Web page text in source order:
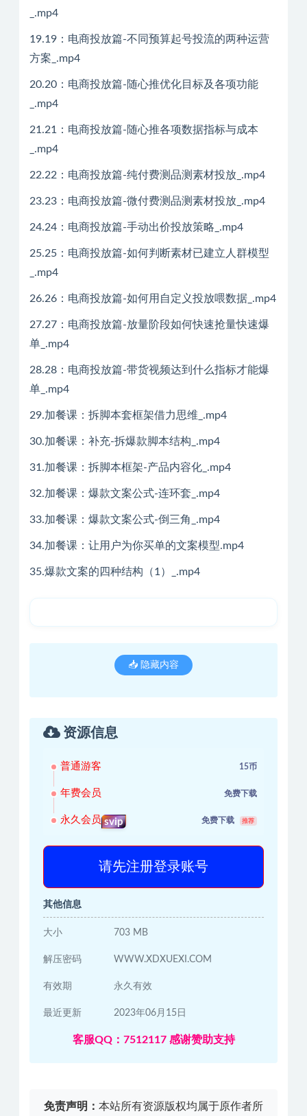
_.mp4
19.19：电商投放篇-不同预算起号投流的两种运营
方案_.mp4
20.20：电商投放篇-随心推优化目标及各项功能
_.mp4
21.21：电商投放篇-随心推各项数据指标与成本
_.mp4
22.22：电商投放篇-纯付费测品测素材投放_.mp4
23.23：电商投放篇-微付费测品测素材投放_.mp4
24.24：电商投放篇-手动出价投放策略_.mp4
25.25：电商投放篇-如何判断素材已建立人群模型
_.mp4
26.26：电商投放篇-如何用自定义投放喂数据_.mp4
27.27：电商投放篇-放量阶段如何快速抢量快速爆
单_.mp4
28.28：电商投放篇-带货视频达到什么指标才能爆
单_.mp4
29.加餐课：拆脚本套框架借力思维_.mp4
30.加餐课：补充-拆爆款脚本结构_.mp4
31.加餐课：拆脚本框架-产品内容化_.mp4
32.加餐课：爆款文案公式-连环套_.mp4
33.加餐课：爆款文案公式-倒三角_.mp4
34.加餐课：让用户为你买单的文案模型.mp4
35.爆款文案的四种结构（1）_.mp4
📥 隐藏内容
资源信息
普通游客 15币
年费会员 免费下载
永久会员 svip 免费下载 推荐
请先注册登录账号
其他信息
大小 703 MB
解压密码 WWW.XDXUEXI.COM
有效期 永久有效
最近更新 2023年06月15日
客服QQ：7512117 感谢赞助支持
免责声明： 本站所有资源版权均属于原作者所